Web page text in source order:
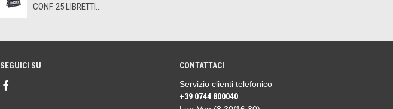
CONF. 25 LIBRETTI...
SEGUICI SU
CONTATTACI
Servizio clienti telefonico
+39 0744 800040